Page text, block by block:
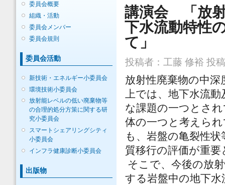
動
委員会概要
組織・活動
委員会メンバー
委員会規則
委員会活動
新技術・エネルギー小委員会
環境技術小委員会
放射能レベルの低い廃棄物等
の合理的処分方策に関する研
究小委員会
スマートシェアリングシティ
小委員会
インフラ健康診断小委員会
出版物
講演会 「放射
下水流動特性
て」
投稿者： 工藤 修裕 投
放射性廃棄物の中
上では、地下水流
な課題の一つとさ
体の一つと考えら
も、岩盤の亀裂性
質移行の評価が重
そこで、今後の放
する岩盤中の地下